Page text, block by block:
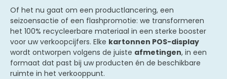
Of het nu gaat om een productlancering, een
seizoensactie of een flashpromotie: we transformeren
het 100% recycleerbare materiaal in een sterke booster
voor uw verkoopcijfers. Elke kartonnen POS-display
wordt ontworpen volgens de juiste afmetingen, in een
formaat dat past bij uw producten én de beschikbare
ruimte in het verkooppunt.